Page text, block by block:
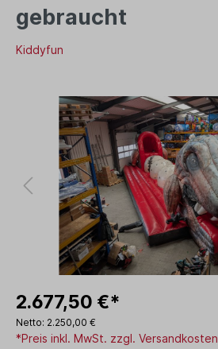
gebraucht
Kiddyfun
2.677,50 €*
Netto: 2.250,00 €
*Preis inkl. MwSt. zzgl. Versandkosten